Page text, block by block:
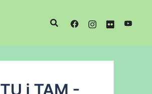
TU i TAM -